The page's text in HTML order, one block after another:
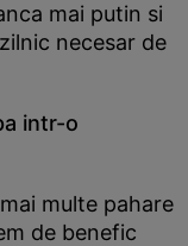
mai putin si
necesar de
intr-o
multe pahare
de benefic